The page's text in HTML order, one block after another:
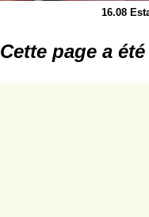
16.08
Cette page a